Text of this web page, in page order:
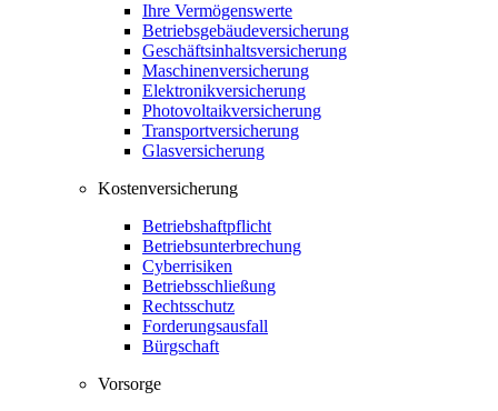
Ihre Vermögenswerte
Betriebsgebäudeversicherung
Geschäftsinhaltsversicherung
Maschinenversicherung
Elektronikversicherung
Photovoltaikversicherung
Transportversicherung
Glasversicherung
Kostenversicherung
Betriebshaftpflicht
Betriebsunterbrechung
Cyberrisiken
Betriebsschließung
Rechtsschutz
Forderungsausfall
Bürgschaft
Vorsorge